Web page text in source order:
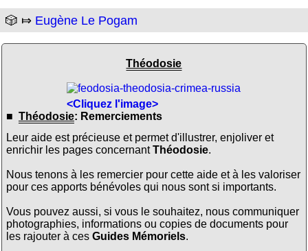
🎲 ⤇ Eugène Le Pogam
Théodosie
<Cliquez l'image>
■ Théodosie: Remerciements
Leur aide est précieuse et permet d'illustrer, enjoliver et
enrichir les pages concernantThéodosie.
Nous tenons à les remercier pour cette aide et à les valoriser
pour ces apports bénévoles qui nous sont si importants.
Vous pouvez aussi, si vous le souhaitez, nous communiquer
photographies, informations ou copies de documents pour
les rajouter à ces Guides Mémoriels.